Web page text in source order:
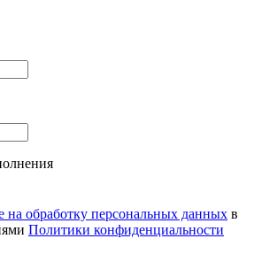
на обработку персональных данных в
Политики конфиденциальности